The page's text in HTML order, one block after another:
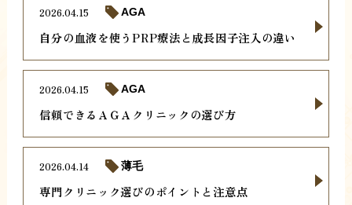
自分の血液を使うPRP療法と成長因子注入の違い
2026.04.15 AGA
信頼できるＡＧＡクリニックの選び方
2026.04.15 AGA
専門クリニック選びのポイントと注意点
2026.04.14 薄毛